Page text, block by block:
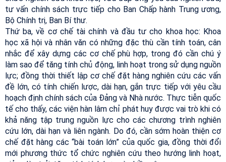
tư vấn chính sách trực tiếp cho Ban Chấp hành Trung ương,
Bộ Chính trị, Ban Bí thư.
Thứ ba, về cơ chế tài chính và đầu tư cho khoa học: Khoa
học xã hội và nhân văn có những đặc thù cần tính toán, cân
nhắc để xây dựng các cơ chế phù hợp, trong đó cần chú ý
làm sao để tăng tính chủ động, linh hoạt trong sử dụng nguồn
lực; đồng thời thiết lập cơ chế đặt hàng nghiên cứu các vấn
đề lớn, có tính chiến lược, dài hạn, gắn trực tiếp với yêu cầu
hoạch định chính sách của Đảng và Nhà nước. Thực tiễn quốc
tế cho thấy, các viện hàn lâm chỉ phát huy được vai trò khi có
khả năng tập trung nguồn lực cho các chương trình nghiên
cứu lớn, dài hạn và liên ngành. Do đó, cần sớm hoàn thiện cơ
chế đặt hàng các “bài toán lớn” của quốc gia, đồng thời đổi
mới phương thức tổ chức nghiên cứu theo hướng linh hoạt,